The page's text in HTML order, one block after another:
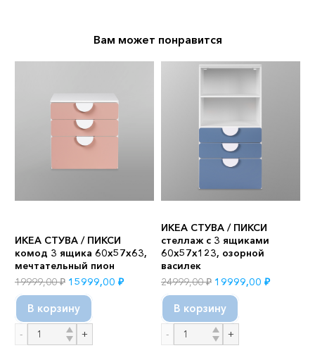
Вам может понравится
ИКЕА СТУВА / ПИКСИ
комод 3 ящика 60x57x63,
мечтательный пион
19999,00₽ Первоначальная
цена
составляла
19999,00 ₽.
15999,00 ₽Текущая
15999,00 ₽.
В корзину
Количество
товара
ИКЕА СТУВА / ПИКСИ
стеллаж с 3 ящиками
60x57x123, озорной
василек
24999,00₽ Первоначальная
цена
составляла
24999,00 ₽.
19999,00 ₽Текущая
В корзину
Количество
товара